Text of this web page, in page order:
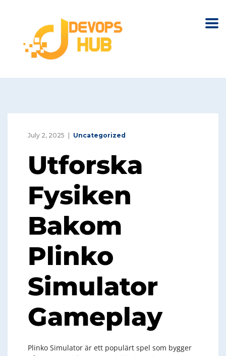
July 2, 2025 Uncategorized
Utforska
Fysiken
Bakom
Plinko
Simulator
Gameplay
Plinko Simulator är ett populärt spel som bygger